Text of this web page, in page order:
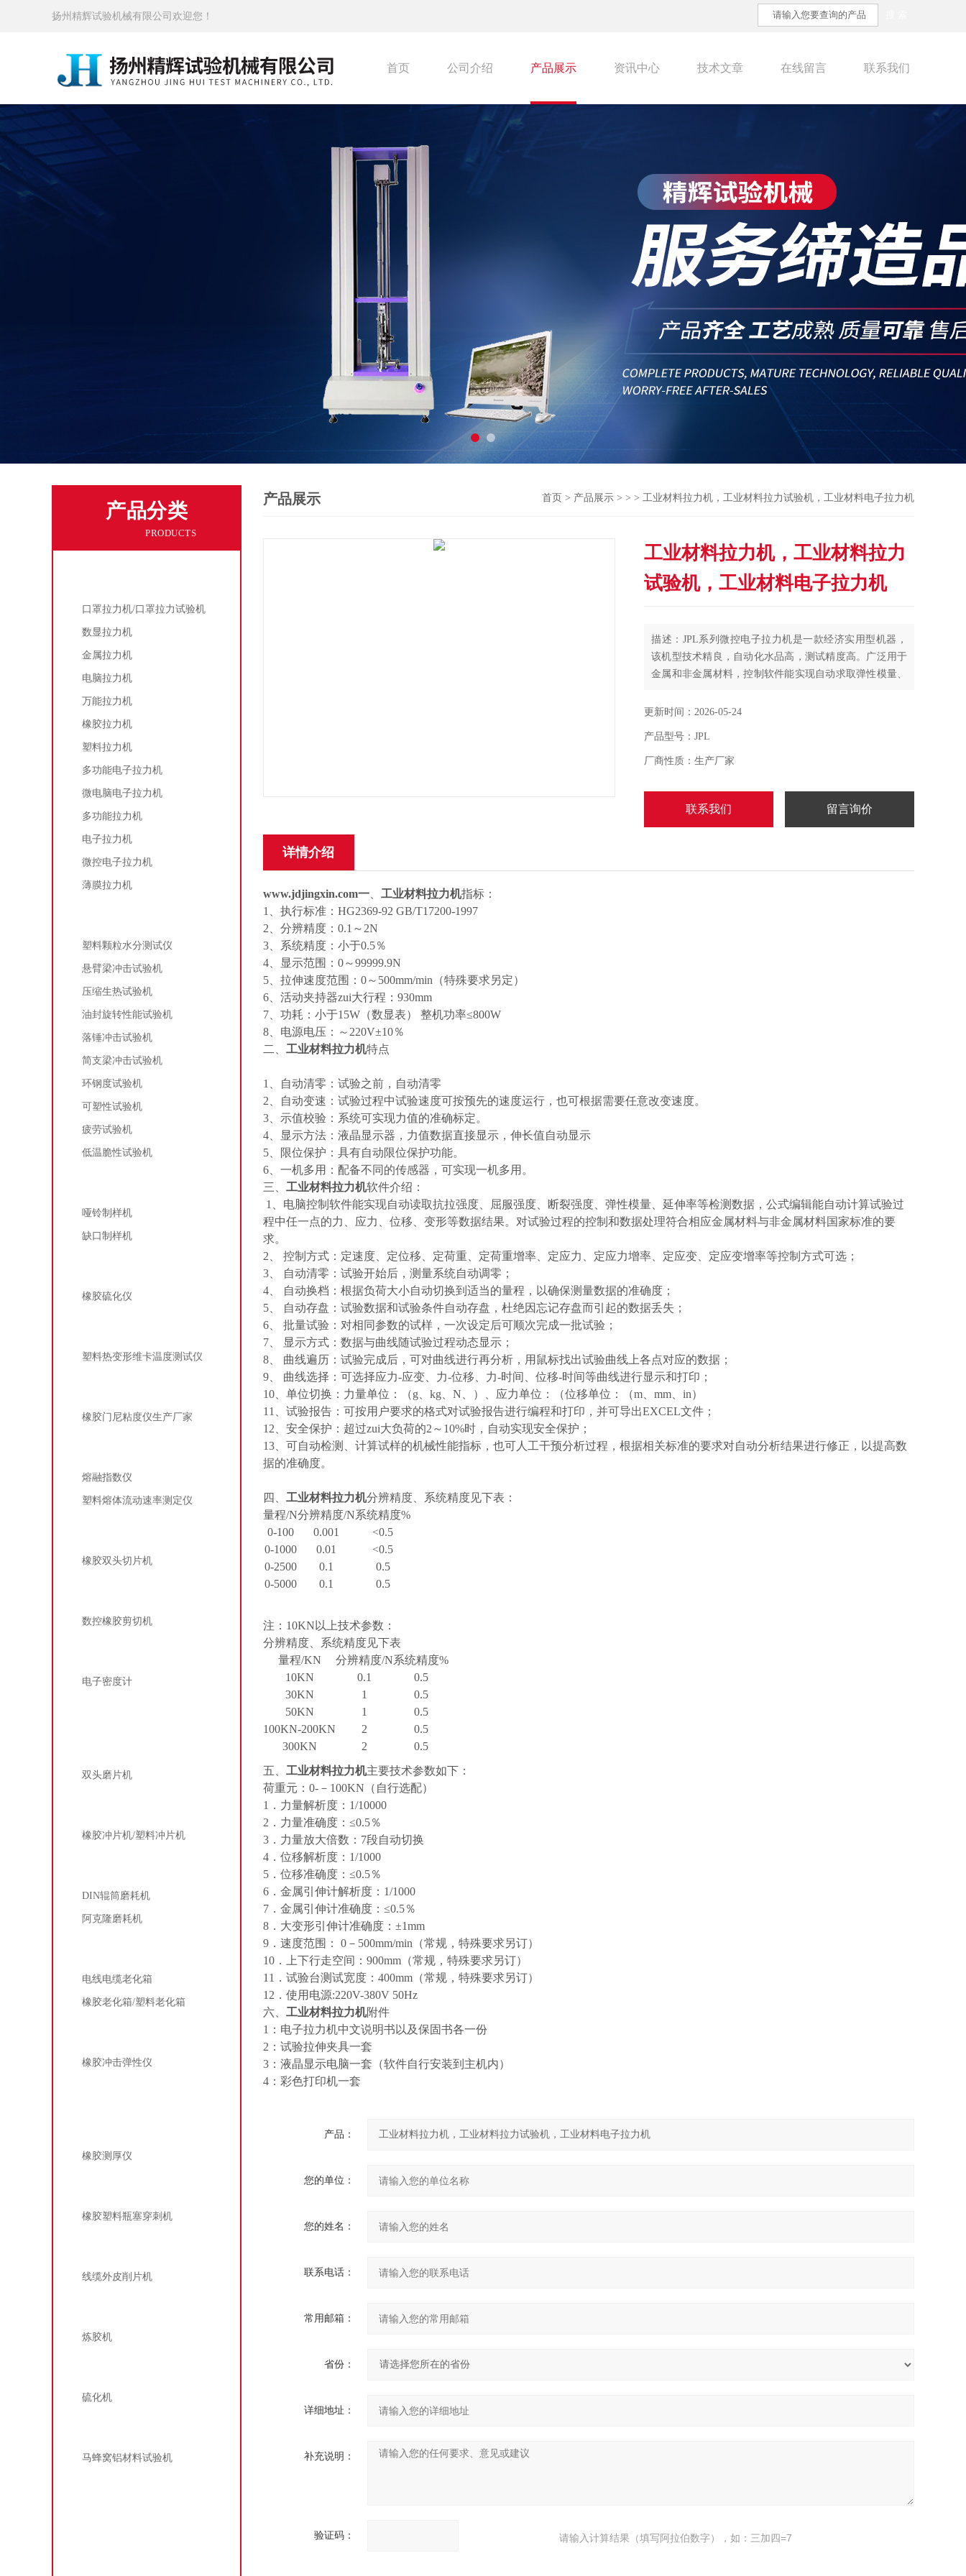
扬州精辉试验机械有限公司欢迎您！
首页 公司介绍 产品展示 资讯中心 技术文章 在线留言 联系我们
产品分类
PRODUCTS
口罩拉力机/口罩拉力试验机
数显拉力机
金属拉力机
电脑拉力机
万能拉力机
橡胶拉力机
塑料拉力机
多功能电子拉力机
微电脑电子拉力机
多功能拉力机
电子拉力机
微控电子拉力机
薄膜拉力机
塑料颗粒水分测试仪
悬臂梁冲击试验机
压缩生热试验机
油封旋转性能试验机
落锤冲击试验机
简支梁冲击试验机
环钢度试验机
可塑性试验机
疲劳试验机
低温脆性试验机
哑铃制样机
缺口制样机
橡胶硫化仪
塑料热变形维卡温度测试仪
橡胶门尼粘度仪生产厂家
熔融指数仪
塑料熔体流动速率测定仪
橡胶双头切片机
数控橡胶剪切机
电子密度计
双头磨片机
橡胶冲片机/塑料冲片机
DIN辊筒磨耗机
阿克隆磨耗机
电线电缆老化箱
橡胶老化箱/塑料老化箱
橡胶冲击弹性仪
橡胶测厚仪
橡胶塑料瓶塞穿刺机
线缆外皮削片机
炼胶机
硫化机
马蜂窝铝材料试验机
产品展示 首页 > 产品展示 > > > 工业材料拉力机，工业材料拉力试验机，工业材料电子拉力机
工业材料拉力机，工业材料拉力
试验机，工业材料电子拉力机
描述：JPL系列微控电子拉力机是一款经济实用型机器，
该机型技术精良，自动化水品高，测试精度高。广泛用于
金属和非金属材料，控制软件能实现自动求取弹性模量、
率等常规数据，能自动计算试验过程中任一定点的力、应
和数据处理符合相应金属材料与非金属材料国家标准的要
求
更新时间：2026-05-24
产品型号：JPL
厂商性质：生产厂家
联系我们 留言询价
详情介绍
www.jdjingxin.com一 工业材料拉力机指标：
1
、执行标准： HG2369-92 GB/T17200-1997
2 、分辨精度： 0.1 ～ 2N
3 、系统精度：小于0.5％
4 、显示范围： 0～99999.9N
5 、拉伸速度范围： 0～ 500mm/min （特殊要求另定）
6 、活动夹持器zui大行程： 930mm
7 、功耗：小于15W （数显表） 整机功率≤800W
8 、电源电压：～ 220V±10％
二、 工业材料拉力机特点
1
、自动清零：试验之前，自动清零
2 、自动变速：试验过程中试验速度可按预先的速度运行，也可根据需要任意改变速度。
3 、示值校验：系统可实现力值的准确标定。
4 、显示方法：液晶显示器，力值数据直接显示，伸长值自动显示
5 、限位保护：具有自动限位保护功能。
6 、一机多用：配备不同的传感器，可实现一机多用。
三、 工业材料拉力机软件介绍：
1
、电脑控制软件能实现自动读取抗拉强度、屈服强度、断裂强度、弹性模量、延伸率等检测数据，公式编辑能自动计算试验过
程中任一点的力、应力、位移、变形等数据结果。对试验过程的控制和数据处理符合相应金属材料与非金属材料国家标准的要
求。
2 、 控制方式：定速度、定位移、定荷重、定荷重增率、定应力、定应力增率、定应变、定应变增率等控制方式可选；
3 、 自动清零：试验开始后，测量系统自动调零；
4 、 自动换档：根据负荷大小自动切换到适当的量程，以确保测量数据的准确度；
5 、 自动存盘：试验数据和试验条件自动存盘，杜绝因忘记存盘而引起的数据丢失；
6 、 批量试验：对相同参数的试样，一次设定后可顺次完成一批试验；
7 、 显示方式：数据与曲线随试验过程动态显示；
8 、 曲线遍历：试验完成后，可对曲线进行再分析，用鼠标找出试验曲线上各点对应的数据；
9 、 曲线选择：可选择应力-应变、力-位移、力-时间、位移-时间等曲线进行显示和打印；
10 、单位切换：力量单位：（g kg N 、）、应力单位：（位移单位：（m mm in）
11
、试验报告：可按用户要求的格式对试验报告进行编程和打印，并可导出EXCEL文件；
12 、安全保护：超过zui大负荷的2 ～ 10%时，自动实现安全保护；
13 、可自动检测、计算试样的机械性能指标，也可人工干预分析过程，根据相关标准的要求对自动分析结果进行修正，以提高数
据的准确度。
四、 工业材料拉力机分辨精度、系统精度见下表：
量程/N分辨精度/N系统精度%
0-100
0.001
<0.5
0-1000
0.01
<0.5
0-2500
0.1
0.5
0-5000
0.1 0.5
注： 10KN 以上技术参数：
分辨精度、系统精度见下表
量程/KN 分辨精度/N系统精度%
10KN
0.1
0.5
30KN
1
0.5
50KN
1
0.5
100KN-200KN
2
0.5
300KN
2
0.5
五、 工业材料拉力机主要技术参数如下：
荷重元： 0- － 100KN （自行选配）
1 ．力量解析度： 1/10000
2 ．力量准确度： ≤0.5％
3 ．力量放大倍数： 7段自动切换
4 ．位移解析度： 1/1000
5 ．位移准确度： ≤0.5％
6 ．金属引伸计解析度： 1/1000
7 ．金属引伸计准确度： ≤0.5％
8 ．大变形引伸计准确度： ±1mm
9 ．速度范围： 0 － 500mm/min（常规，特殊要求另订）
10 ．上下行走空间： 900mm（常规，特殊要求另订）
11 ．试验台测试宽度： 400mm（常规，特殊要求另订）
12 ．使用电源:220V-380V 50Hz
六、 工业材料拉力机附件
1 ：电子拉力机中文说明书以及保固书各一份
2 ：试验拉伸夹具一套
3 ：液晶显示电脑一套（软件自行安装到主机内）
4 ：彩色打印机一套
产品：
您的单位：
您的姓名：
联系电话：
常用邮箱：
省份：
详细地址：
补充说明：
验证码： 请输入计算结果（填写阿拉伯数字），如：三加四=7